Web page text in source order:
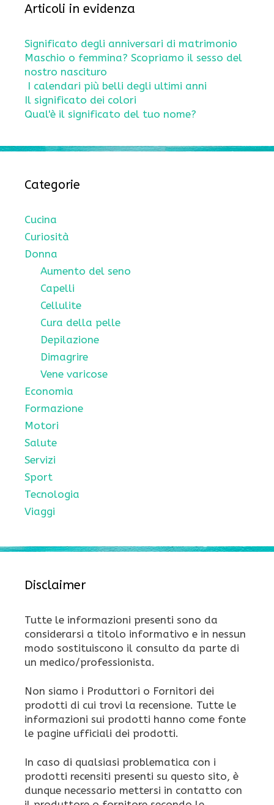
Articoli in evidenza
Significato degli anniversari di matrimonio
Maschio o femmina? Scopriamo il sesso del
nostro nascituro
I calendari più belli degli ultimi anni
Il significato dei colori
Qual'è il significato del tuo nome?
Categorie
Cucina
Curiosità
Donna
Aumento del seno
Capelli
Cellulite
Cura della pelle
Depilazione
Dimagrire
Vene varicose
Economia
Formazione
Motori
Salute
Servizi
Sport
Tecnologia
Viaggi
Disclaimer
Tutte le informazioni presenti sono da
considerarsi a titolo informativo e in nessun
modo sostituiscono il consulto da parte di
un medico/professionista.
Non siamo i Produttori o Fornitori dei
prodotti di cui trovi la recensione. Tutte le
informazioni sui prodotti hanno come fonte
le pagine ufficiali dei prodotti.
In caso di qualsiasi problematica con i
prodotti recensiti presenti su questo sito, è
dunque necessario mettersi in contatto con